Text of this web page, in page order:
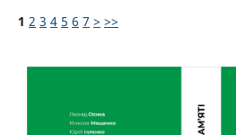
1 2 3 4 5 6 7 > >>